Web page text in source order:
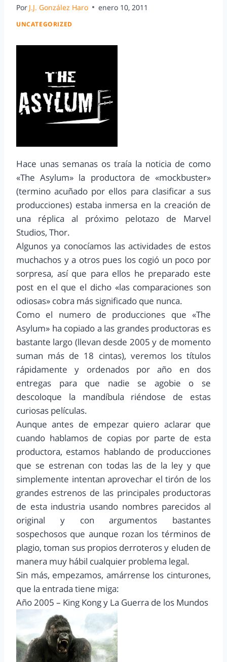
Por J.J. González Haro enero 10, 2011
UNCATEGORIZED
Hace unas semanas os traía la noticia de como
«The Asylum» la productora de «mockbuster»
(termino acuñado por ellos para clasificar a sus
producciones) estaba inmersa en la creación de
una réplica al próximo pelotazo de Marvel
Studios, Thor.
Algunos ya conocíamos las actividades de estos
muchachos y a otros pues los cogió un poco por
sorpresa, así que para ellos he preparado este
post en el que el dicho «las comparaciones son
odiosas» cobra más significado que nunca.
Como el numero de producciones que «The
Asylum» ha copiado a las grandes productoras es
bastante largo (llevan desde 2005 y de momento
suman más de 18 cintas), veremos los títulos
rápidamente y ordenados por año en dos
entregas para que nadie se agobie o se
descoloque la mandíbula riéndose de estas
curiosas películas.
Aunque antes de empezar quiero aclarar que
cuando hablamos de copias por parte de esta
productora, estamos hablando de producciones
que se estrenan con todas las de la ley y que
simplemente intentan aprovechar el tirón de los
grandes estrenos de las principales productoras
de esta industria usando nombres parecidos al
original y con argumentos bastantes
sospechosos que aunque rozan los términos de
plagio, toman sus propios derroteros y eluden de
manera muy hábil cualquier problema legal.
Sin más, empezamos, amárrense los cinturones,
que la entrada tiene miga:
Año 2005 – King Kong y La Guerra de los Mundos